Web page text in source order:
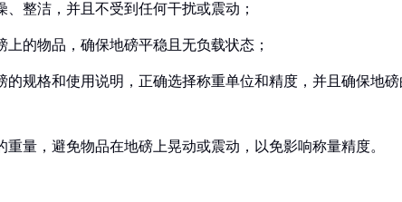
整洁，并且不受到任何干扰或震动；
上的物品，确保地磅平稳且无负载状态；
的规格和使用说明，正确选择称重单位和精度，并且确保地
量，避免物品在地磅上晃动或震动，以免影响称量精度。